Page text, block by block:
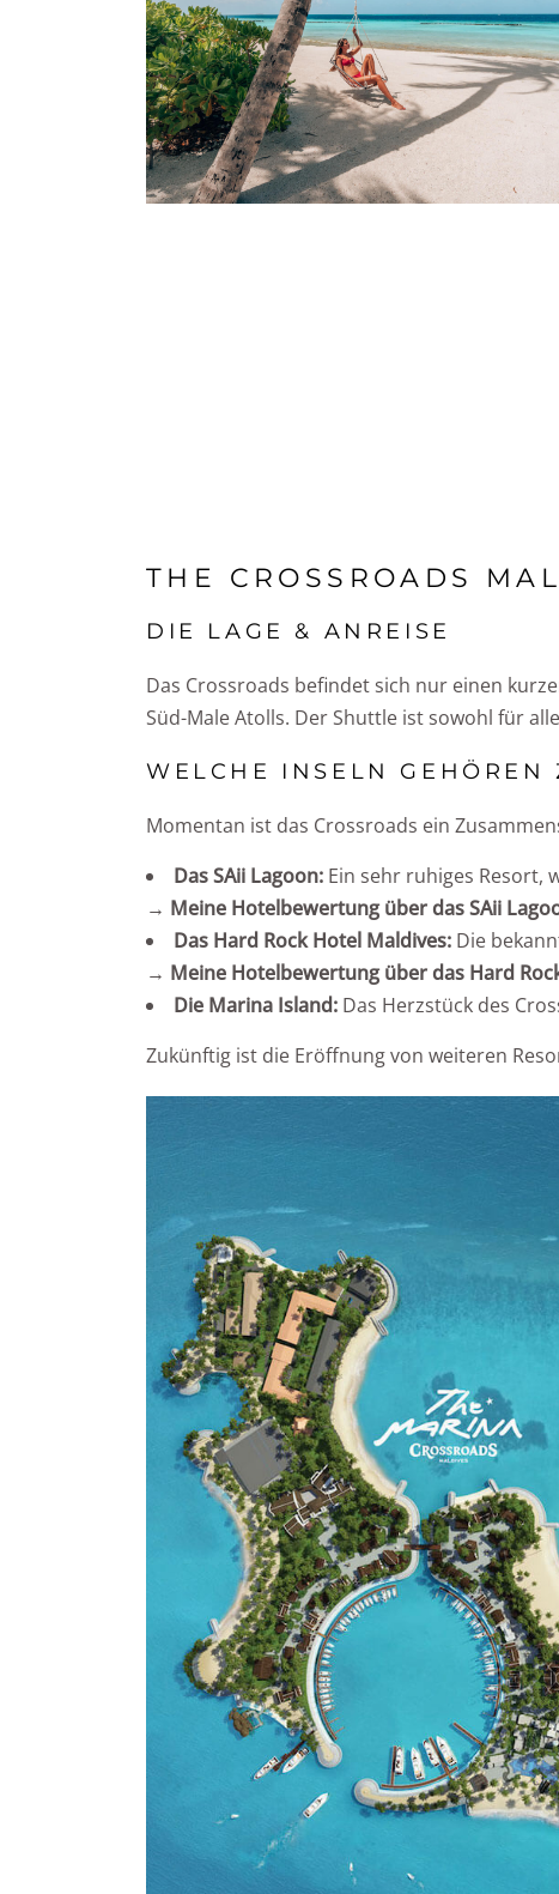
THE CROSSROADS
DIE LAGE & ANREISE
Das Crossroads befindet sich nur einen
Süd-Male Atolls. Der Shuttle ist sowohl für
WELCHE INSELN GEHÖREN
Momentan ist das Crossroads ein
Das SAii Lagoon: Ein sehr ruhiges Resort,
→ Meine Hotelbewertung über das SAii
Das Hard Rock Hotel Maldives: Die
→ Meine Hotelbewertung über das Hard
Die Marina Island: Das Herzstück des
Zukünftig ist die Eröffnung von weiteren